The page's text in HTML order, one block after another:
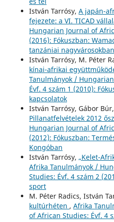
István Tarrósy, A japán-
fejezete: a VI. TICAD
Hungarian Journal of
(2016): Fókuszban:
tanzániai nagyvárosokban
István Tarrósy, M. Péter
kínai-afrikai
Tanulmányok /
Évf. 4 szám 1 (2010):
kapcsolatok
István Tarrósy, Gábor Búr,
Pillanatfelvételek 2012
Hungarian Journal of
(2012): Fókuszban:
Kongóban
István Tarrósy, „Kelet-
Afrika Tanulmányok /
Studies: Évf. 4 szám 2
sport
M. Péter Radics, István
kultúrhéten , Afrika
of African Studies: Évf. 4